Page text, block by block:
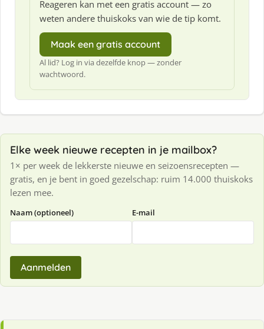
Reageren kan met een gratis account — zo
weten andere thuiskoks van wie de tip komt.
Maak een gratis account
Al lid? Log in via dezelfde knop — zonder
wachtwoord.
Elke week nieuwe recepten in je mailbox?
1× per week de lekkerste nieuwe en seizoensrecepten —
gratis, en je bent in goed gezelschap: ruim 14.000 thuiskoks
lezen mee.
Naam (optioneel) E-mail
Aanmelden